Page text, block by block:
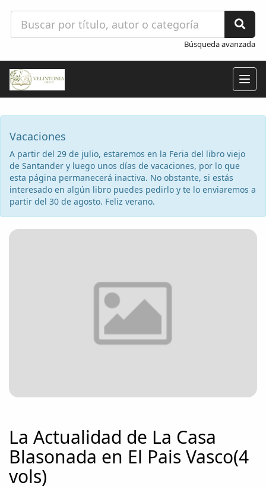
Búsqueda avanzada
Vacaciones
A partir del 29 de julio, estaremos en la Feria del libro viejo
de Santander y luego unos días de vacaciones, por lo que
esta página permanecerá inactiva. No obstante, si estás
interesado en algún libro puedes pedirlo y te lo enviaremos a
partir del 30 de agosto. Feliz verano.
La Actualidad de La Casa
Blasonada en El Pais Vasco(4
vols)